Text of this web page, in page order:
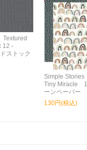
12 -
ストック
Simple
Tiny Miracle
ーンペーパー
130円(税込)